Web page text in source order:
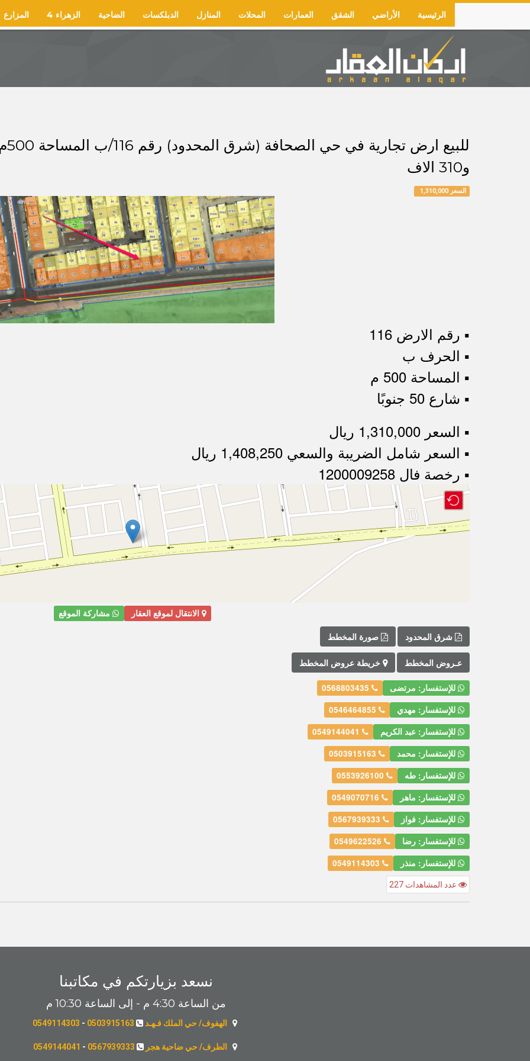
Skip
main
Main
navigation
المزارع الزهراء 4 الضاحية الدبلكسات المنازل المحلات العمارات الشقق الأراضي الرئيسية
و310 الاف
السعر 1,310,000
▪︎ رقم الارض 116
▪︎ الحرف ب
▪︎ المساحة 500 م
▪︎ شارع 50 جنوبًا
▪︎ السعر 1,310,000 ريال
▪︎ السعر شامل الضريبة والسعي 1,408,250 ريال
▪︎ رخصة فال 1200009258
الانتقال لموقع العقار مشاركة الموقع
شرق المحدود صورة المخطط
عـروض المخطط خريطة عروض المخطط
للإستفسار: مرتضى
للإستفسار: مهدي
للإستفسار: عبد الكريم
للإستفسار: محمد
للإستفسار: طه
للإستفسار: ماهر
للإستفسار: فواز
للإستفسار: رضا
للإستفسار: منذر
عدد المشاهدات 227
نسعد بزيارتكم في مكاتبنا
من الساعة 4:30 م - إلى الساعة 10:30 م
الهفوف/ حي الملك فـهـد 0503915163
-
0549114303
الطرف/ حي ضاحية هجر 0567939333
-
0549144041